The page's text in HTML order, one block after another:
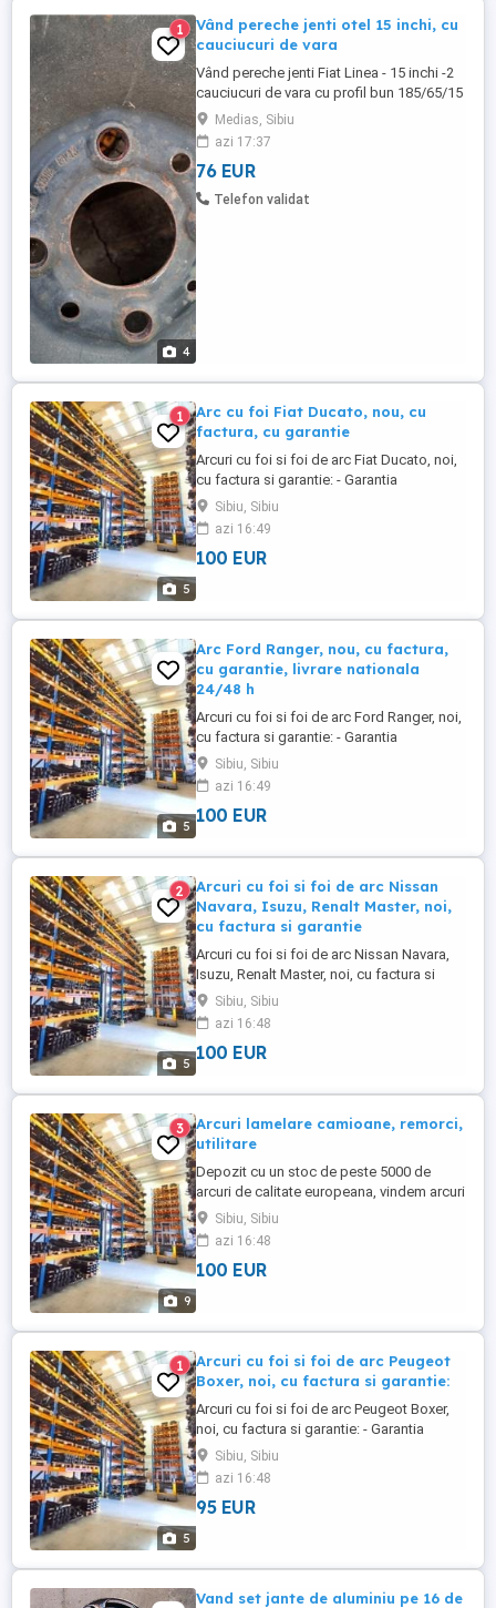
4
1
Vând pereche jenti otel 15 inchi, cu
cauciucuri de vara
Vând pereche jenti Fiat Linea - 15 inchi -2
cauciucuri de vara cu profil bun 185/65/15
Medias, Sibiu
azi 17:37
76 EUR
Telefon validat
5
1
Arc cu foi Fiat Ducato, nou, cu
factura, cu garantie
Arcuri cu foi si foi de arc Fiat Ducato, noi,
cu factura si garantie: - Garantia
producatorului: 2 ani - Nu exista obligatia
de a cumpara in perechi - Pret net de la
500 lei, in functie de model - Livrare la nivel
national în termen de 24 - 48 de ore, contra
Sibiu, Sibiu
azi 16:49
100 EUR
5
Arc Ford Ranger, nou, cu factura,
cu garantie, livrare nationala
24/48 h
Arcuri cu foi si foi de arc Ford Ranger, noi,
cu factura si garantie: - Garantia
producatorului: 2 ani - Nu exista obligatia
de a cumpara in perechi - Pret net de la
500 lei, in functie de model - Livrare la nivel
national în termen de 24 - 48 de ore, contra
Sibiu, Sibiu
azi 16:49
100 EUR
5
2
Arcuri cu foi si foi de arc Nissan
Navara, Isuzu, Renalt Master, noi,
cu factura si garantie
Arcuri cu foi si foi de arc Nissan Navara,
Isuzu, Renalt Master, noi, cu factura si
garantie: - Garantia producatorului: 2 ani -
Nu exista obligatia de a cumpara in
perechi - Pret net de la 500 lei, in functie de
model - Livrare la nivel national în termen
informatii ...
Sibiu, Sibiu
azi 16:48
100 EUR
9
3
Arcuri lamelare camioane, remorci,
utilitare
Depozit cu un stoc de peste 5000 de
arcuri de calitate europeana, vindem arcuri
pentru camioane, remorci, semiremorci,
utilitare (Man, Mercedes, Volvo, Renault,
Scania, Daf, Iveco, Astra; BPW,SAF, ROR,
Kassbohrer, Divers, Schmitz, etc...;
Sibiu, Sibiu
azi 16:48
100 EUR
5
1
Arcuri cu foi si foi de arc Peugeot
Boxer, noi, cu factura si garantie:
Arcuri cu foi si foi de arc Peugeot Boxer,
noi, cu factura si garantie: - Garantia
producatorului: 2 ani - Nu exista obligatia
de a cumpara in perechi - Pret net de la
500 lei, in functie de model - Livrare la nivel
national în termen de 24 - 48 de ore, contra
Sibiu, Sibiu
azi 16:48
95 EUR
Vand set jante de aluminiu pe 16 de